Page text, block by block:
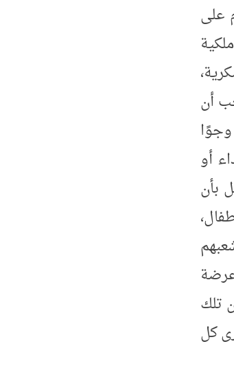
على
أن
أو
بأن
تلك
كل